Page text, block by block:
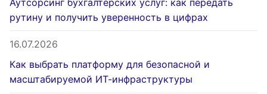
рутину и получить уверенность в цифрах
16.07.2026
Как выбрать платформу для безопасной и
масштабируемой ИТ-инфраструктуры